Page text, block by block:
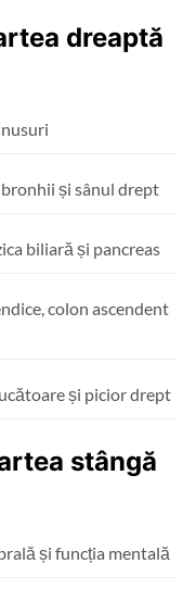
dreaptă
și sânul drept
biliară și pancreas
colon ascendent
și picior drept
stângă
și funcția mentală